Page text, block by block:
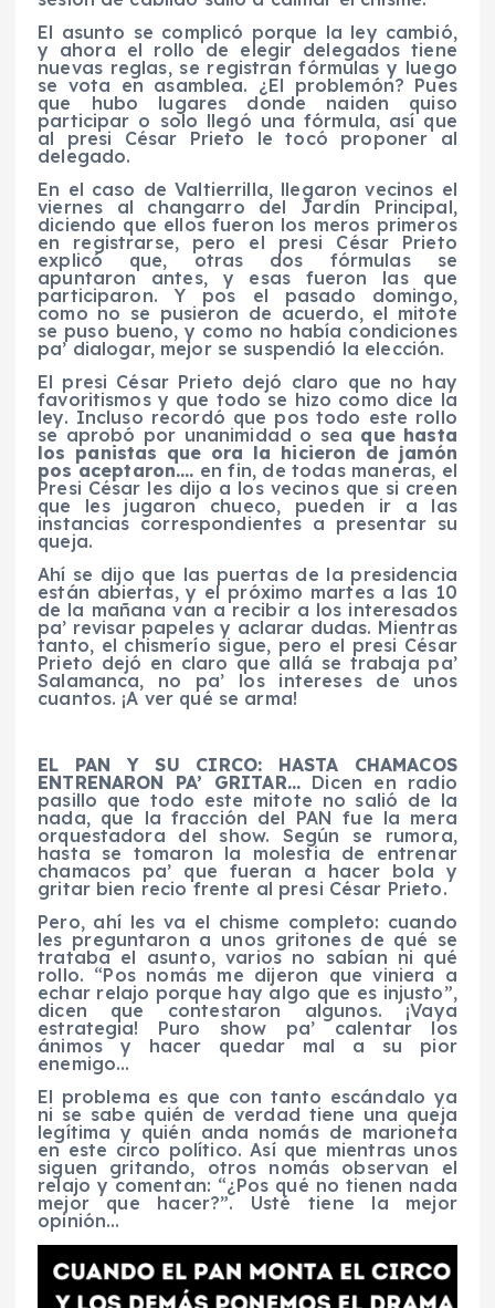
El asunto se complicó porque la ley cambió,
y ahora el rollo de elegir delegados tiene
nuevas reglas, se registran fórmulas y luego
se vota en asamblea. ¿El problemón? Pues
que hubo lugares donde naiden quiso
participar o solo llegó una fórmula, así que
al presi César Prieto le tocó proponer al
delegado.
En el caso de Valtierrilla, llegaron vecinos el
viernes al changarro del Jardín Principal,
diciendo que ellos fueron los meros primeros
en registrarse, pero el presi César Prieto
explicó que, otras dos fórmulas se
apuntaron antes, y esas fueron las que
participaron. Y pos el pasado domingo,
como no se pusieron de acuerdo, el mitote
se puso bueno, y como no había condiciones
pa’ dialogar, mejor se suspendió la elección.
El presi César Prieto dejó claro que no hay
favoritismos y que todo se hizo como dice la
ley. Incluso recordó que pos todo este rollo
se aprobó por unanimidad o sea que hasta
los panistas que ora la hicieron de jamón
pos aceptaron…. en fin, de todas maneras, el
Presi César les dijo a los vecinos que si creen
que les jugaron chueco, pueden ir a las
instancias correspondientes a presentar su
queja.
Ahí se dijo que las puertas de la presidencia
están abiertas, y el próximo martes a las 10
de la mañana van a recibir a los interesados
pa’ revisar papeles y aclarar dudas. Mientras
tanto, el chismerío sigue, pero el presi César
Prieto dejó en claro que allá se trabaja pa’
Salamanca, no pa’ los intereses de unos
cuantos. ¡A ver qué se arma!
EL PAN Y SU CIRCO: HASTA CHAMACOS
ENTRENARON PA’ GRITAR…Dicen en radio
pasillo que todo este mitote no salió de la
nada, que la fracción del PAN fue la mera
orquestadora del show. Según se rumora,
hasta se tomaron la molestia de entrenar
chamacos pa’ que fueran a hacer bola y
gritar bien recio frente al presi César Prieto.
Pero, ahí les va el chisme completo: cuando
les preguntaron a unos gritones de qué se
trataba el asunto, varios no sabían ni qué
rollo. “Pos nomás me dijeron que viniera a
echar relajo porque hay algo que es injusto”,
dicen que contestaron algunos. ¡Vaya
estrategia! Puro show pa’ calentar los
ánimos y hacer quedar mal a su pior
enemigo…
El problema es que con tanto escándalo ya
ni se sabe quién de verdad tiene una queja
legítima y quién anda nomás de marioneta
en este circo político. Así que mientras unos
siguen gritando, otros nomás observan el
relajo y comentan: “¿Pos qué no tienen nada
mejor que hacer?”. Usté tiene la mejor
opinión…